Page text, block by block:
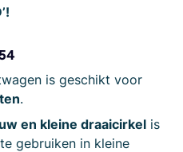
is geschikt voor
.
en kleine draaicirkel is
gebruiken in kleine